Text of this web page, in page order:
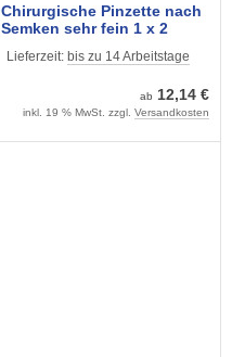
Chirurgische Pinzette nach
Semken sehr fein 1 x 2
Lieferzeit: bis zu 14 Arbeitstage
ab 12,14 €
inkl. 19 % MwSt. zzgl. Versandkosten